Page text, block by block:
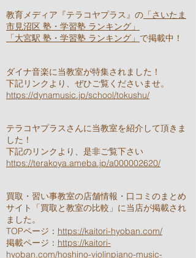
教育メディア『テラコヤプラス』の 「さいたま
市見沼区 塾・学習塾 ランキング」
「大宮駅 塾・学習塾 ランキング」 で掲載中！
ダイナ音楽に当教室が特集されました！
下記リンクより、ぜひご覧くださいませ。
https://dynamusic.jp/school/tokushu/
テラコヤプラスさんに当教室を紹介して頂きま
した！
​下記のリンクより、是非ご覧下さい
https://terakoya.ameba.jp/a000002620/
買取・習い事教室の店舗情報・口コミのまとめ
サイト「買取と教室の比較」に当店が掲載され
ました。
TOPページ： https://kaitori-hyoban.com/
掲載ページ： https://kaitori-
hyoban.com/hoshino-violinpiano-music-